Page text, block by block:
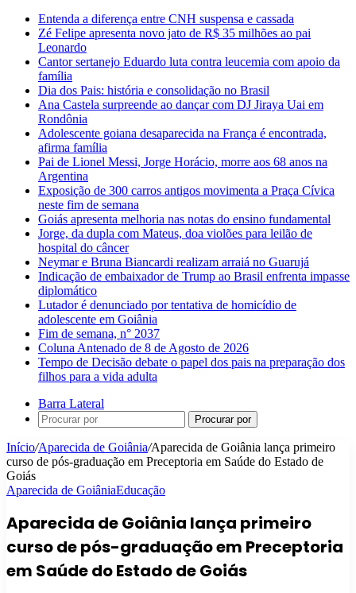
Entenda a diferença entre CNH suspensa e cassada
Zé Felipe apresenta novo jato de R$ 35 milhões ao pai
Leonardo
Cantor sertanejo Eduardo luta contra leucemia com apoio da
família
Dia dos Pais: história e consolidação no Brasil
Ana Castela surpreende ao dançar com DJ Jiraya Uai em
Rondônia
Adolescente goiana desaparecida na França é encontrada,
afirma família
Pai de Lionel Messi, Jorge Horácio, morre aos 68 anos na
Argentina
Exposição de 300 carros antigos movimenta a Praça Cívica
neste fim de semana
Goiás apresenta melhoria nas notas do ensino fundamental
Jorge, da dupla com Mateus, doa violões para leilão de
hospital do câncer
Neymar e Bruna Biancardi realizam arraiá no Guarujá
Indicação de embaixador de Trump ao Brasil enfrenta impasse
diplomático
Lutador é denunciado por tentativa de homicídio de
adolescente em Goiânia
Fim de semana, n° 2037
Coluna Antenado de 8 de Agosto de 2026
Tempo de Decisão debate o papel dos pais na preparação dos
filhos para a vida adulta
Barra Lateral
Procurar por
Início/Aparecida de Goiânia/Aparecida de Goiânia lança primeiro
curso de pós-graduação em Preceptoria em Saúde do Estado de
Goiás
Aparecida de GoiâniaEducação
Aparecida de Goiânia lança primeiro
curso de pós-graduação em Preceptoria
em Saúde do Estado de Goiás